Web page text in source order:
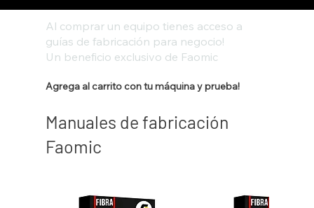
Al comprar un equipo tienes acceso a
guías de fabricación para negocio!
Un beneficio exclusivo de Faomic
Agrega al carrito con tu máquina y prueba!
Manuales de fabricación
Faomic